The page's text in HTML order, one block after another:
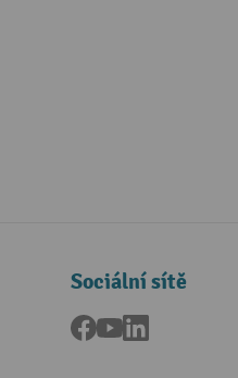
Sociální sítě
Facebook
YouTube